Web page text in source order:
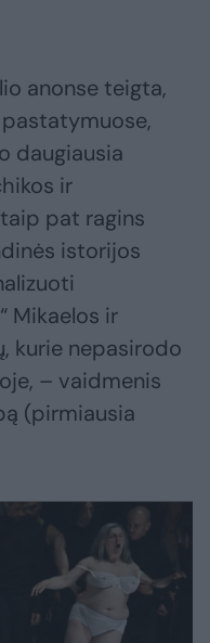
anonse teigta,
pastatymuose,
daugiausia
ir
pat ragins
istorijos
Mikaelos ir
kurie nepasirodo
– vaidmenis
(pirmiausia